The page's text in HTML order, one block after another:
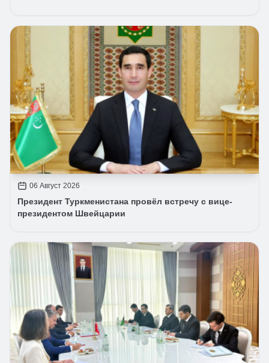
06 Август 2026
Президент Туркменистана провёл встречу с вице-
президентом Швейцарии